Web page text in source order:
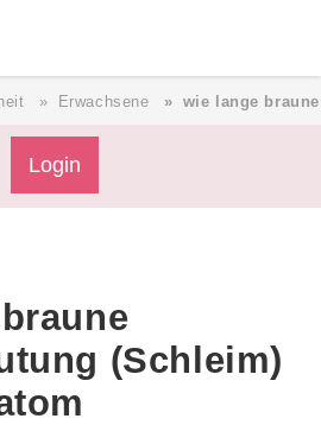
Erwachsene wie lange
Login
(Schleim)